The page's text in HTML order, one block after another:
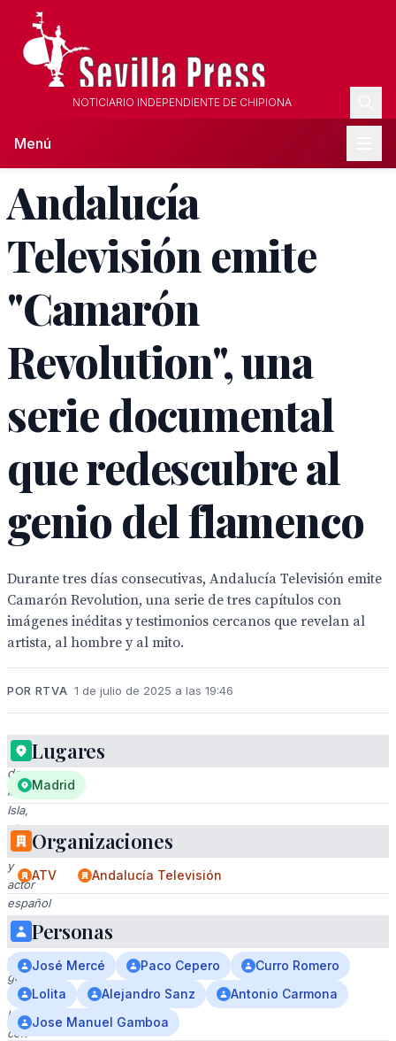
NOTICIARIO INDEPENDIENTE DE CHIPIONA
Menú
Andalucía
Televisión emite
"Camarón
Revolution", una
serie documental
que redescubre al
genio del flamenco
Durante tres días consecutivas, Andalucía Televisión emite
Camarón Revolution, una serie de tres capítulos con
imágenes inéditas y testimonios cercanos que revelan al
artista, al hombre y al mito.
POR RTVA 1 de julio de 2025 a las 19:46
"Camarón
de
la
Isla,
el
cantante
y
actor
español
que
revolucionó
el
género
musical
latino
con
Lugares
Madrid
Organizaciones
ATV Andalucía Televisión
Personas
José Mercé Paco Cepero
Curro Romero
Lolita
Alejandro Sanz
Antonio Carmona
Jose Manuel Gamboa